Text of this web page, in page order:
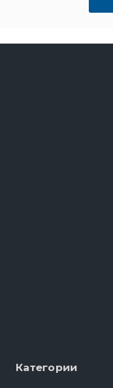
Категории